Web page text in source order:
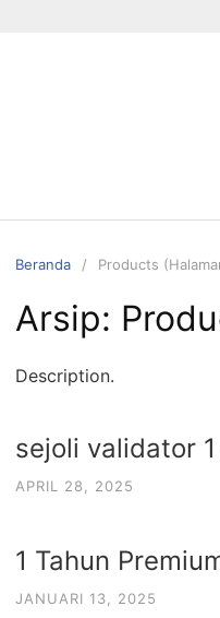
Beranda Products
Arsip:
Description.
sejoli validator
APRIL 28, 2025
1 Tahun
JANUARI 13, 2025